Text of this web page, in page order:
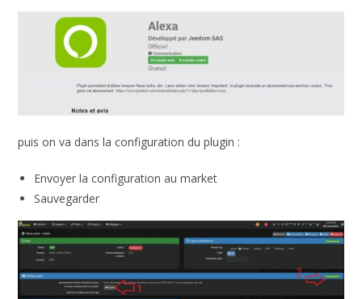
puis on va dans la configuration du plugin :
Envoyer la configuration au market
Sauvegarder